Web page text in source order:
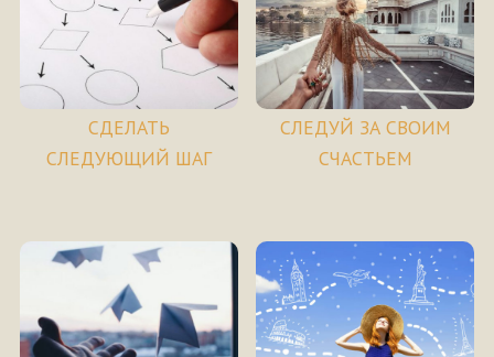
СДЕЛАТЬ
СЛЕДУЮЩИЙ ШАГ
СЛЕДУЙ ЗА СВОИМ
СЧАСТЬЕМ